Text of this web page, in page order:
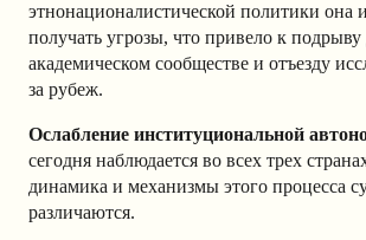
этнонационалистической политики она
получать угрозы, что привело к подрыву
академическом сообществе и отъезду
за рубеж.
Ослабление институциональной
сегодня наблюдается во всех трех
динамика и механизмы этого процесса
различаются.